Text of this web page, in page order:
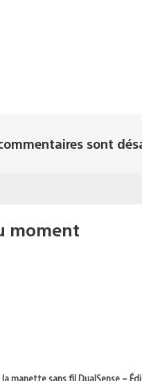
sont
moment
manette sans fil DualSense –